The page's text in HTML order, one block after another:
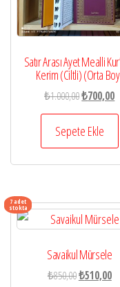
Satır Arası Ayet Mealli
Kerim (Ciltli) (Orta
₺1.000,00Orijinal
fiyat:
₺1.000,00.
₺700,00Şu
Sepete Ekle
7 adet
stokta
Savaikul Mürsele
₺850,00Orijinal
₺510,00Şu